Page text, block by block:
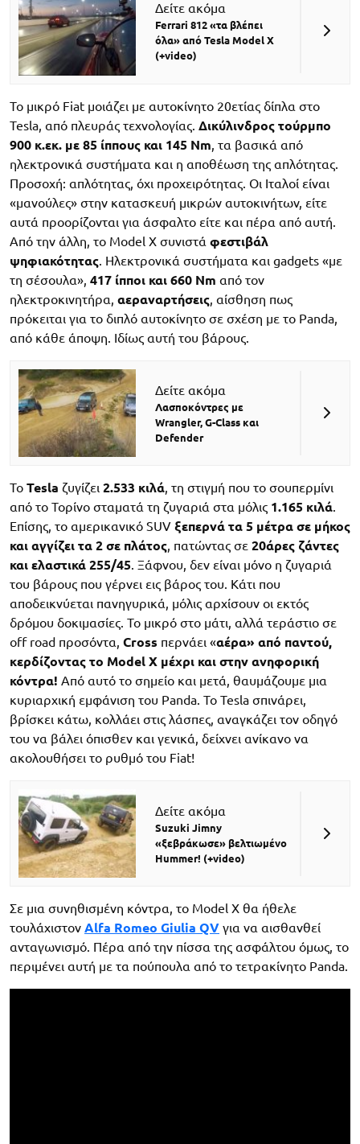
Δείτε ακόμα
Ferrari 812 «τα βλέπει
όλα» από Tesla Model X
(+video)
Το μικρό Fiat μοιάζει με αυτοκίνητο 20ετίας δίπλα στο
Tesla, από πλευράς τεχνολογίας. Δικύλινδρος τούρμπο
900 κ.εκ. με 85 ίππους και 145 Nm , τα βασικά από
ηλεκτρονικά συστήματα και η αποθέωση της απλότητας.
Προσοχή: απλότητας, όχι προχειρότητας. Οι Ιταλοί είναι
«μανούλες» στην κατασκευή μικρών αυτοκινήτων, είτε
αυτά προορίζονται για άσφαλτο είτε και πέρα από αυτή.
Από την άλλη, το Model X συνιστά φεστιβάλ
ψηφιακότητας . Ηλεκτρονικά συστήματα και gadgets «με
τη σέσουλα», 417 ίπποι και 660 Nm από τον
ηλεκτροκινητήρα, αεραναρτήσεις , αίσθηση πως
πρόκειται για το διπλό αυτοκίνητο σε σχέση με το Panda,
από κάθε άποψη. Ιδίως αυτή του βάρους.
Δείτε ακόμα
Λασποκόντρες με
Wrangler, G-Class και
Defender
Το Tesla ζυγίζει 2.533 κιλά, τη στιγμή που το σουπερμίνι
από το Τορίνο σταματά τη ζυγαριά στα μόλις 1.165 κιλά.
Επίσης, το αμερικανικό SUV ξεπερνά τα 5 μέτρα σε μήκος
και αγγίζει τα 2 σε πλάτος, πατώντας σε 20άρες ζάντες
και ελαστικά 255/45. Ξάφνου, δεν είναι μόνο η ζυγαριά
του βάρους που γέρνει εις βάρος του. Κάτι που
αποδεικνύεται πανηγυρικά, μόλις αρχίσουν οι εκτός
δρόμου δοκιμασίες. Το μικρό στο μάτι, αλλά τεράστιο σε
off road προσόντα, Cross περνάει «αέρα» από παντού,
κερδίζοντας το Model X μέχρι και στην ανηφορική
κόντρα! Από αυτό το σημείο και μετά, θαυμάζουμε μια
κυριαρχική εμφάνιση του Panda. Το Tesla σπινάρει,
βρίσκει κάτω, κολλάει στις λάσπες, αναγκάζει τον οδηγό
του να βάλει όπισθεν και γενικά, δείχνει ανίκανο να
ακολουθήσει το ρυθμό του Fiat!
Δείτε ακόμα
Suzuki Jimny
«ξεβράκωσε» βελτιωμένο
Hummer! (+video)
Σε μια συνηθισμένη κόντρα, το Model X θα ήθελε
τουλάχιστον Alfa Romeo Giulia QV για να αισθανθεί
ανταγωνισμό. Πέρα από την πίσσα της ασφάλτου όμως, το
περιμένει αυτή με τα πούπουλα από το τετρακίνητο Panda.